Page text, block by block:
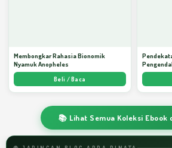
Membongkar Rahasia Bionomik
Nyamuk Anopheles
Beli / Baca
📚 Lihat Semua Koleksi Ebook